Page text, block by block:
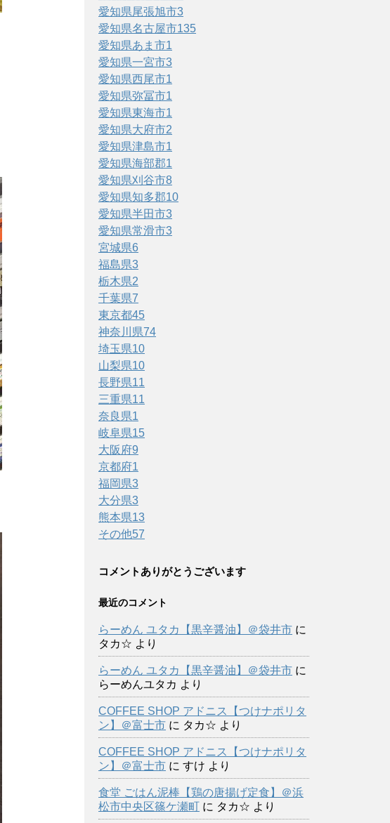
愛知県尾張旭市3
愛知県名古屋市135
愛知県あま市1
愛知県一宮市3
愛知県西尾市1
愛知県弥冨市1
愛知県東海市1
愛知県大府市2
愛知県津島市1
愛知県海部郡1
愛知県刈谷市8
愛知県知多郡10
愛知県半田市3
愛知県常滑市3
宮城県6
福島県3
栃木県2
千葉県7
東京都45
神奈川県74
埼玉県10
山梨県10
長野県11
三重県11
奈良県1
岐阜県15
大阪府9
京都府1
福岡県3
大分県3
熊本県13
その他57
コメントありがとうございます
最近のコメント
らーめん ユタカ【黒辛醤油】＠袋井市 に
タカ☆ より
らーめん ユタカ【黒辛醤油】＠袋井市 に
らーめんユタカ より
COFFEE SHOP アドニス【つけナポリタ
ン】＠富士市 に タカ☆ より
COFFEE SHOP アドニス【つけナポリタ
ン】＠富士市 に すけ より
食堂 ごはん泥棒【鶏の唐揚げ定食】＠浜
松市中央区篠ケ瀬町 に タカ☆ より